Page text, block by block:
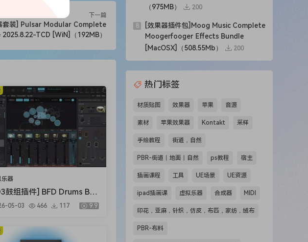
下一篇
套装] Pulsar Modular Complete
TCD [WiN]（192MB）
乐器
鼓组插件] BFD Drums BF
R2R [WiN]（60.9M
05-03 466 117 9.9
（975MB）
200
8
[效果器插件包]Moog Music Complete
Moogerfooger Effects Bundle
[MacOSX]（508.55Mb）
200
热门标签
材质贴图 效果器 苹果 音源
素材 苹果效果器 Kontakt 采样
手绘教程 街道，自然
PBR-街道丨地面丨自然 ps教程 宿主
插画课程 工具 UE场景 UE资源
ipad插画课 虚拟乐器 合成器 MIDI
印花，亚麻，针织，仿皮，布匹，家纺，绒布
PBR-布料